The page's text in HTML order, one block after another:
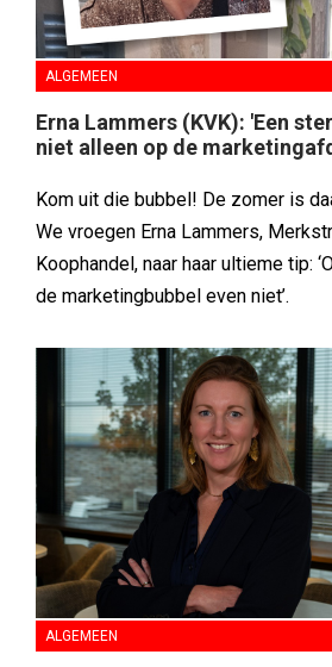
ALGEMEEN
Erna Lammers (KVK): 'Een
niet alleen op de
Kom uit die bubbel! De zomer is
We vroegen Erna Lammers,
Koophandel, naar haar ultieme tip:
de marketingbubbel even niet’.
ALGEMEEN